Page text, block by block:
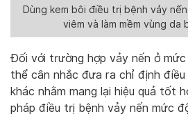
Dùng kem bôi điều trị bệnh vảy
viêm và làm mềm vùng da
Đối với trường hợp vảy nến ở
thể cân nhắc đưa ra chỉ định
khác nhằm mang lại hiệu quả tốt
pháp điều trị bệnh vảy nến mức